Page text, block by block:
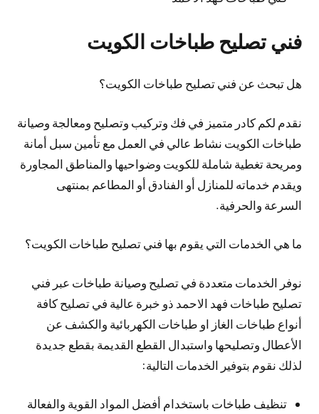
فني تصليح طباخات الكويت
هل تبحث عن فني تصليح طباخات الكويت؟
نقدم لكم كادر متميز في فك وتركيب وتصليح ومعالجة وصيانة
طباخات الكويت نشاط عالي في العمل مع تأمين سبل أمانة
ومريحة تغطية شاملة للكويت وضواحيها والمناطق المجاورة
ويقدم خدماته للمنازل أو الفنادق أو المطاعم بمنتهى
السرعة والحرفية.
ما هي الخدمات التي يقوم بها فني تصليح طباخات الكويت؟
نوفر الخدمات متعددة في تصليح وصيانة طباخات عبر فني
تصليح طباخات فهد الاحمد ذو خبرة عالية في تصليح كافة
أنواع طباخات الغاز او طباخات الكهربائية والكشف عن
الأعطال وتصليحها واستبدال القطع القديمة بقطع جديدة
لذلك نقوم بتوفير الخدمات التالية:
تنظيف طباخات باستخدام أفضل المواد القوية والفعالة